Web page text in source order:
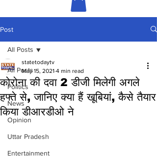
Post
All Posts
Politics
News
Opinion
Uttar Pradesh
Entertainment
All Posts
कोरोना की दवा 2 डीजी मिलेगी अगले
हफ्ते से, जानिए क्या हैं खूबियां, कैसे तैयार
किया डीआरडीओ ने
statetodaytv
May 15, 2021 4 min read